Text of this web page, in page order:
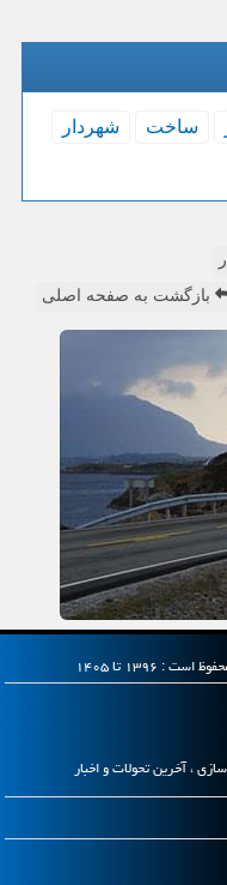
ساخت
شهردار
بازگشت به صفحه اصلی
، آخرین تحولات و اخبار